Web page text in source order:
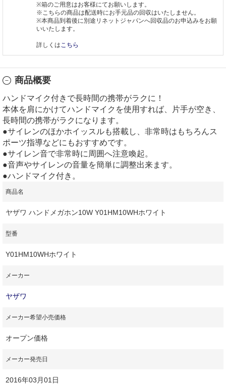
※箱のご用意はお客様にてお願いします。
※こちらの商品は配送時にお手元品の回収はいたしません。
※本商品到着後に別途リネットジャパンへ回収品のお申込みをお願
いいたします。
詳しくはこちら
商品概要
ハンドマイク付きで長時間の携帯がラクに！
本体を肩にかけてハンドマイクを使用すれば、片手が空き、
長時間の携帯がラクになります。
●サイレンのほかホイッスルも搭載し、非常時はもちろんス
ポーツ指導などにもおすすめです。
●サイレン音で非常時に周囲へ注意喚起。
●音声やサイレンの音量を簡単に調整出来ます。
●ハンドマイク付き。
商品名
ヤザワ ハンドメガホン10W Y01HM10WHホワイト
型番
Y01HM10WHホワイト
メーカー
ヤザワ
メーカー希望小売価格
オープン価格
メーカー発売日
2016年03月01日